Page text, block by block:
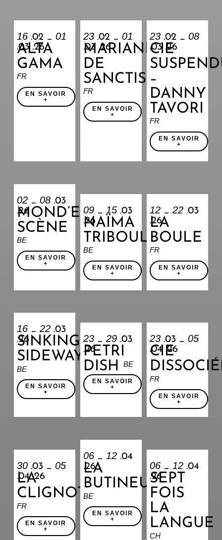
16 .02 _ 01
.03 .26
ALTA
GAMA
FR
EN SAVOIR
+
23 .02 _ 01
.03 .26
MARIANNA
DE
SANCTIS
FR
EN SAVOIR
+
23 .02 _ 08
.03 .26
CIE
–
DANNY
TAVORI
FR
EN SAVOIR
+
02 _ 08 .03
.26
MOND’EN
SCÈNE
BE
EN SAVOIR
+
09 _15 .03
.26
NAÏMA
TRIBOULET
BE
EN SAVOIR
+
12 _22 .03
.26
LA
BOULE
FR
EN SAVOIR
+
16 _22 .03
.26
SINKING
SIDEWAYS
BE
EN SAVOIR
+
23 _29 .03
.26
PETRI
DISHBE
EN SAVOIR
+
23 .03 _ 05
.04 .26
CIE
FR
EN SAVOIR
+
30 .03 _ 05
.04 .26
LA
CLIGNOTANTE
FR
EN SAVOIR
+
06 _12 .04
.26
LA
BUTINEUSE
BE
EN SAVOIR
+
06 _12 .04
.26
SEPT
FOIS
LA
LANGUE
CH